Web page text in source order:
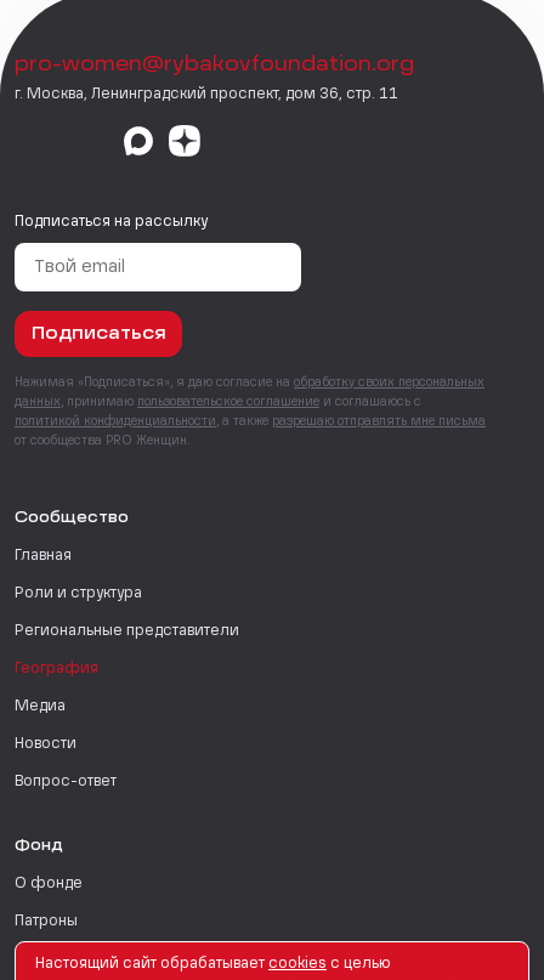
pro-women@rybakovfoundation.org
г. Москва, Ленинградский проспект, дом 36, стр. 11
Подписаться на рассылку
Подписаться
Нажимая «Подписаться», я даю согласие на обработку своих персональных
данных , принимаю пользовательское соглашение и соглашаюсь с
политикой конфиденциальности , а также разрешаю отправлять мне письма
от сообщества PRO Женщин.
Сообщество
Главная
Роли и структура
Региональные представители
География
Медиа
Новости
Вопрос-ответ
Фонд
О фонде
Патроны
Поддержать
Настоящий сайт обрабатывает сookies с целью